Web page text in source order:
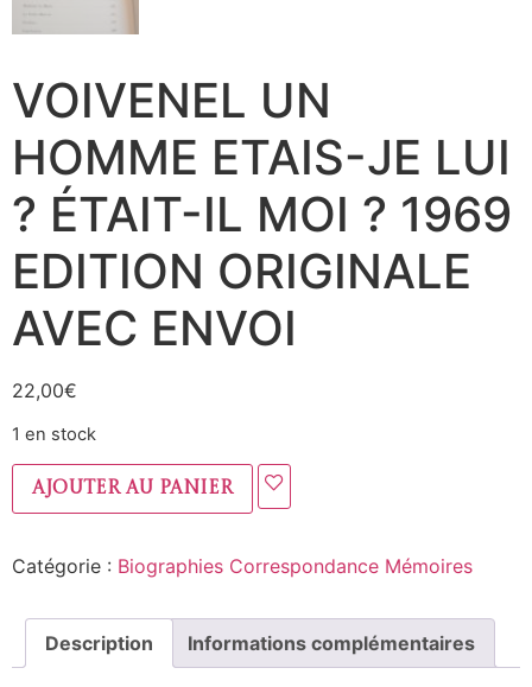
VOIVENEL UN
HOMME ETAIS-JE LUI
? ÉTAIT-IL MOI ? 1969
EDITION ORIGINALE
AVEC ENVOI
22,00€
1 en stock
Ajouter au panier
Catégorie : Biographies Correspondance Mémoires
Description Informations complémentaires